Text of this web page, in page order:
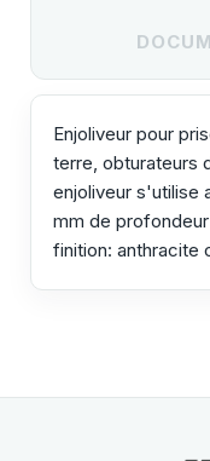
Enjoliveur pour
terre, obturateurs
enjoliveur s'utilise
mm de
finition: anthracite